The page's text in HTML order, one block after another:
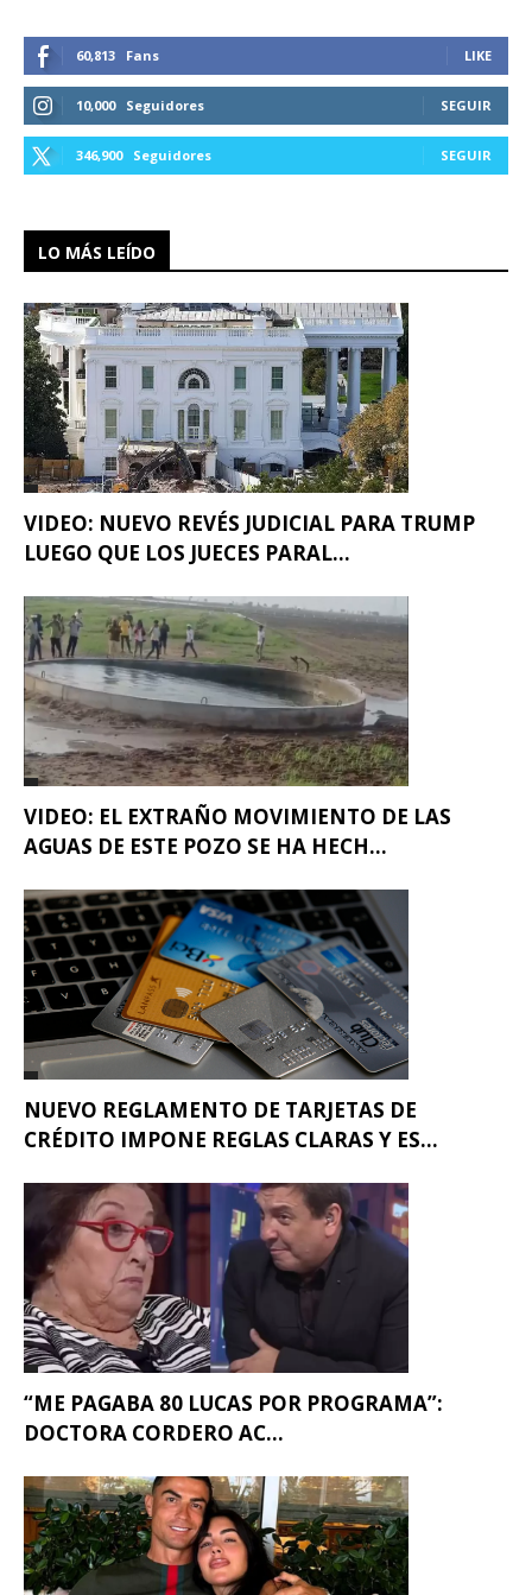
60,813 Fans LIKE
10,000 Seguidores SEGUIR
346,900 Seguidores SEGUIR
LO MÁS LEÍDO
VIDEO: NUEVO REVÉS JUDICIAL PARA TRUMP
LUEGO QUE LOS JUECES PARAL...
VIDEO: EL EXTRAÑO MOVIMIENTO DE LAS
AGUAS DE ESTE POZO SE HA HECH...
NUEVO REGLAMENTO DE TARJETAS DE
CRÉDITO IMPONE REGLAS CLARAS Y ES...
“ME PAGABA 80 LUCAS POR PROGRAMA”:
DOCTORA CORDERO AC...